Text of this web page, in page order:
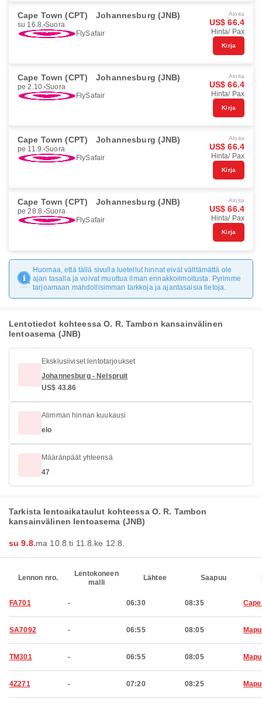
Cape Town (CPT) Johannesburg (JNB)
su 16.8. Suora
FlySafair
Aloita
US$ 66.4
Hinta/ Pax
Kirja
Cape Town (CPT) Johannesburg (JNB)
pe 2.10. Suora
FlySafair
Aloita
US$ 66.4
Hinta/ Pax
Kirja
Cape Town (CPT) Johannesburg (JNB)
pe 11.9. Suora
FlySafair
Aloita
US$ 66.4
Hinta/ Pax
Kirja
Cape Town (CPT) Johannesburg (JNB)
pe 28.8. Suora
FlySafair
Aloita
US$ 66.4
Hinta/ Pax
Kirja
Huomaa, että tällä sivulla luetellut hinnat eivät välttämättä ole
ajan tasalla ja voivat muuttua ilman ennakkoilmoitusta. Pyrimme
tarjoamaan mahdollisimman tarkkoja ja ajantasaisia tietoja.
Lentotiedot kohteessa O. R. Tambon kansainvälinen
lentoasema (JNB)
Eksklusiiviset lentotarjoukset
Johannesburg - Nelspruit
US$ 43.86
Alimman hinnan kuukausi
elo
Määränpäät yhteensä
47
Tarkista lentoaikataulut kohteessa O. R. Tambon
kansainvälinen lentoasema (JNB)
su 9.8.ma 10.8.ti 11.8. ke 12.8.
Lennon nro.
Lentokoneen
malli
Lähtee Saapuu
FA701 - 06:30 08:35
SA7092 - 06:55 08:05
TM301 - 06:55 08:05
4Z271 - 07:20 08:25